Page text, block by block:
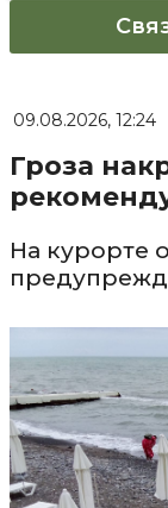
09.08.2026, 12:24
Гроза
На курорте